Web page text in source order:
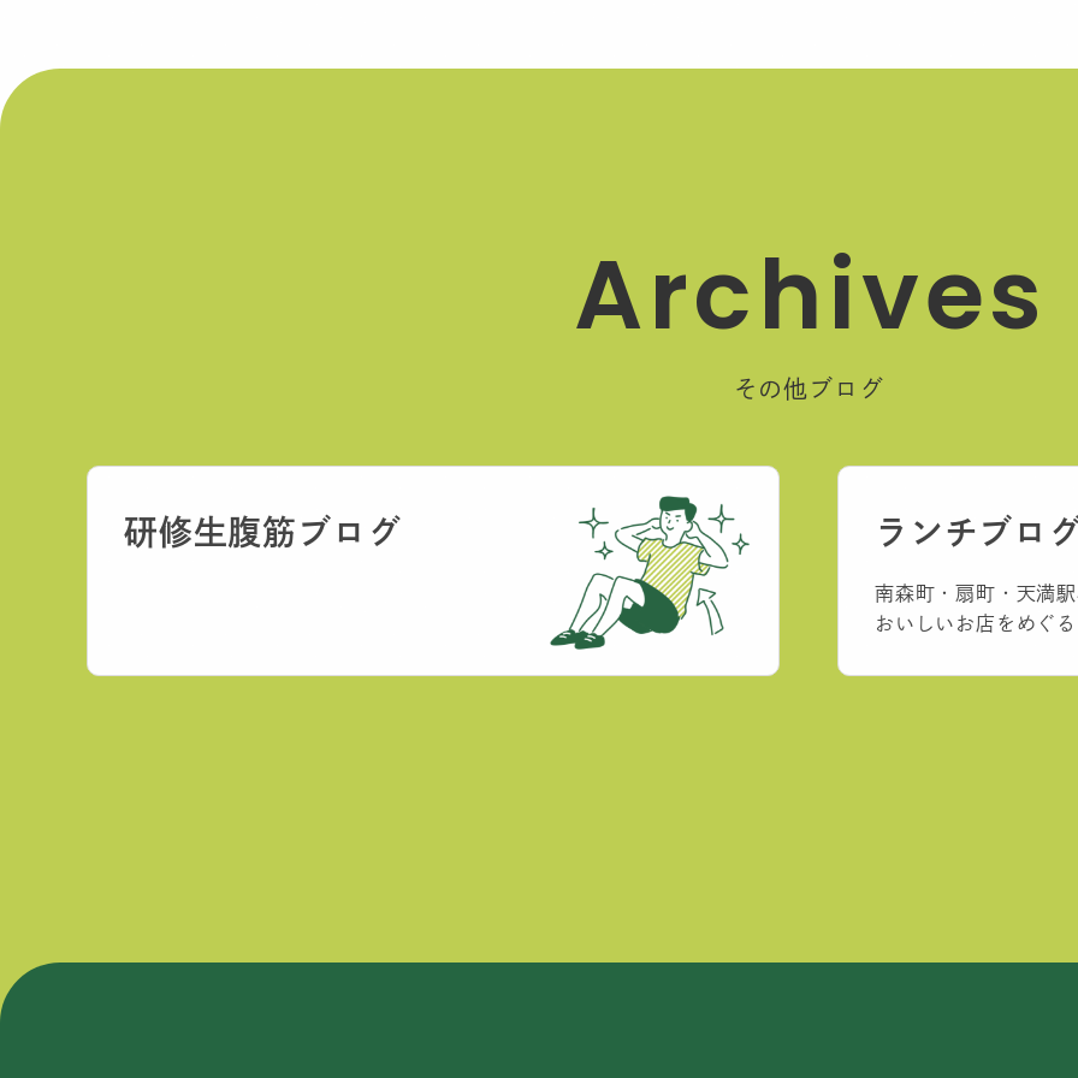
Archives
その他ブログ
研修生腹筋ブログ ランチブロ
南森町・扇町・天満
おいしいお店をめぐ